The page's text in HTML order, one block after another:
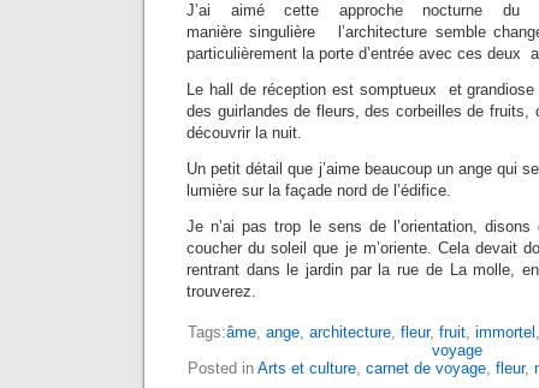
J’ai aimé cette approche nocturne du
manière singulière l’architecture semble
particulièrement la porte d’entrée avec ces deux
Le hall de réception est somptueux et
des guirlandes de fleurs, des corbeilles de fruits,
découvrir la nuit.
Un petit détail que j’aime beaucoup un ange qui
lumière sur la façade nord de l’édifice.
Je n’ai pas trop le sens de l’orientation,
coucher du soleil que je m’oriente. Cela devait
rentrant dans le jardin par la rue de La molle,
trouverez.
Tags:âme, ange, architecture, fleur, fruit, immortel
voyage
Posted in Arts et culture, carnet de voyage, fleur,